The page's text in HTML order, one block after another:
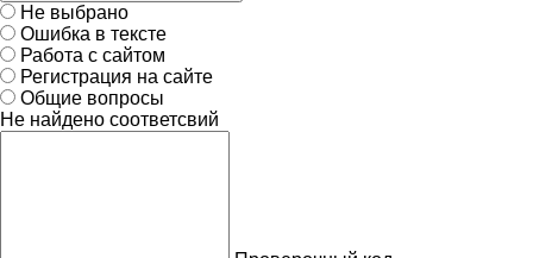
Не выбрано
Ошибка в тексте
Работа с сайтом
Регистрация на сайте
Общие вопросы
Не найдено соответсвий